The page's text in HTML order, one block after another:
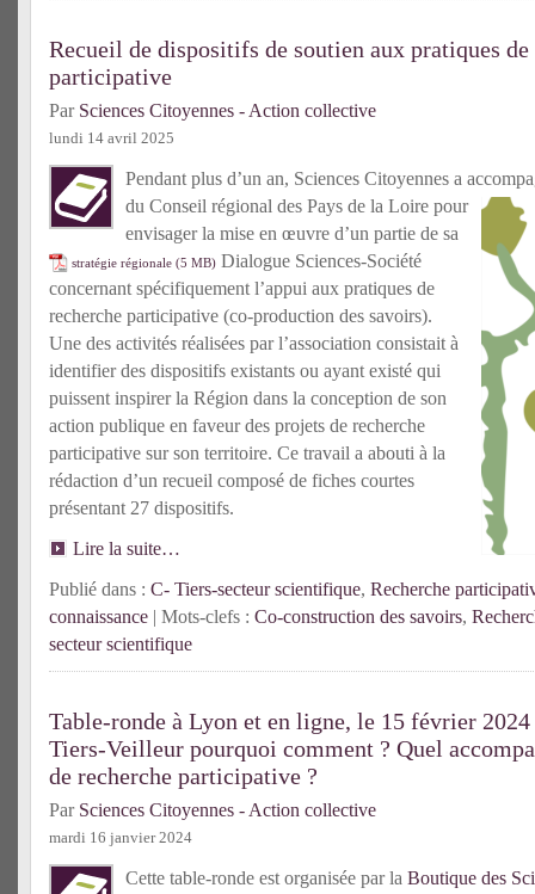
Recueil de dispositifs de soutien aux pratiques de
participative
Par Sciences Citoyennes - Action collective
lundi 14 avril 2025
Pendant plus d’un an, Sciences Citoyennes a
du Conseil régional des Pays de la Loire pour
envisager la mise en œuvre d’un partie de sa
stratégie régionale
Dialogue Sciences-Société
concernant spécifiquement l’appui aux pratiques de
recherche participative (co-production des savoirs).
Une des activités réalisées par l’association consistait à
identifier des dispositifs existants ou ayant existé qui
puissent inspirer la Région dans la conception de son
action publique en faveur des projets de recherche
participative sur son territoire. Ce travail a abouti à la
rédaction d’un recueil composé de fiches courtes
présentant 27 dispositifs.
Lire la suite…
Publié dans : C- Tiers-secteur scientifique, Recherche
connaissance | Mots-clefs : Co-construction des savoirs,
secteur scientifique
Table-ronde à Lyon et en ligne, le 15 février 2024
Tiers-Veilleur pourquoi comment ? Quel
de recherche participative ?
Par Sciences Citoyennes - Action collective
mardi 16 janvier 2024
Cette table-ronde est organisée par la Boutique des